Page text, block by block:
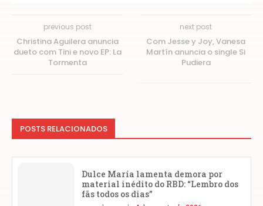
previous post
Christina Aguilera anuncia
dueto com Tini e novo EP: La
Tormenta
next post
Com Jesse y Joy, Vanesa
Martín anuncia o single Si
Pudiera
POSTS RELACIONADOS
Dulce María lamenta demora por
material inédito do RBD: “Lembro dos
fãs todos os dias”